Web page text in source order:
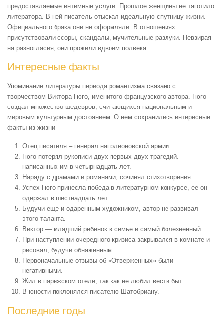
предоставляемые интимные услуги. Прошлое женщины не тяготило
литератора. В ней писатель отыскал идеальную спутницу жизни.
Официального брака они не оформляли. В отношениях
присутствовали ссоры, скандалы, мучительные разлуки. Невзирая
на разногласия, они прожили вдвоем полвека.
Интересные факты
Упоминание литературы периода романтизма связано с
творчеством Виктора Гюго, именитого французского автора. Гюго
создал множество шедевров, считающихся национальным и
мировым культурным достоянием. О нем сохранились интересные
факты из жизни:
Отец писателя – генерал наполеоновской армии.
Гюго потерял рукописи двух первых двух трагедий,
написанных им в четырнадцать лет.
Наряду с драмами и романами, сочинял стихотворения.
Успех Гюго принесла победа в литературном конкурсе, ее он
одержал в шестнадцать лет.
Будучи еще и одаренным художником, автор не развивал
этого таланта.
Виктор — младший ребенок в семье и самый болезненный.
При наступлении очередного кризиса закрывался в комнате и
рисовал, будучи обнаженным.
Первоначальные отзывы об «Отверженных» были
негативными.
Жил в парижском отеле, так как не любил вести быт.
В юности поклонялся писателю Шатобриану.
Последние годы